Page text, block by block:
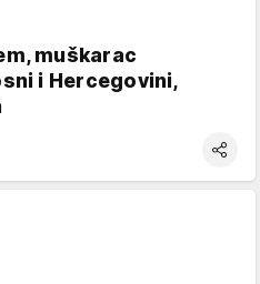
muškarac
i Hercegovini,